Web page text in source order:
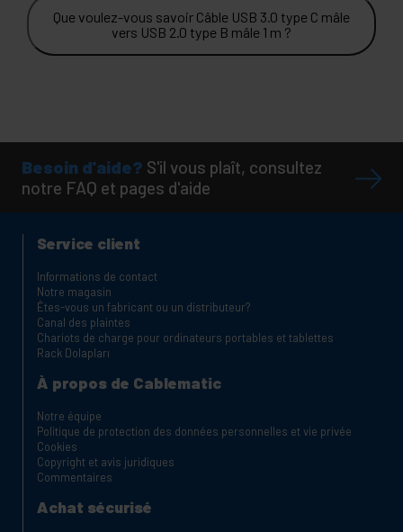
Que voulez-vous savoir Câble USB 3.0 type C mâle
vers USB 2.0 type B mâle 1 m ?
Besoin d'aide? S'il vous plaît, consultez
notre FAQ et pages d'aide
Service client
Informations de contact
Notre magasin
Êtes-vous un fabricant ou un distributeur?
Canal des plaintes
Chariots de charge pour ordinateurs portables et tablettes
Rack Dolapları
À propos de Cablematic
Notre équipe
Politique de protection des données personnelles et vie privée
Cookies
Copyright et avis juridiques
Commentaires
Achat sécurisé